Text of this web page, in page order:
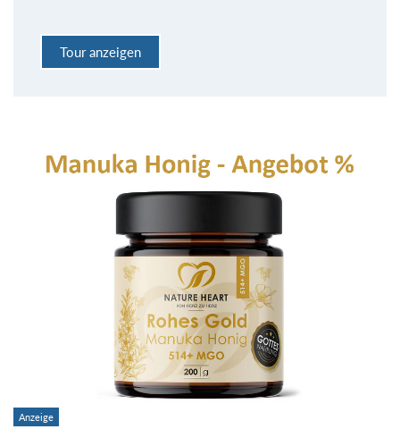
Tour anzeigen